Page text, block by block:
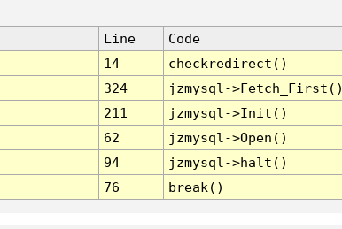
Line
Code
14
checkredirect()
324
jzmysql-
211
jzmysql->Init()
62
jzmysql->Open()
94
jzmysql->halt()
76 break()